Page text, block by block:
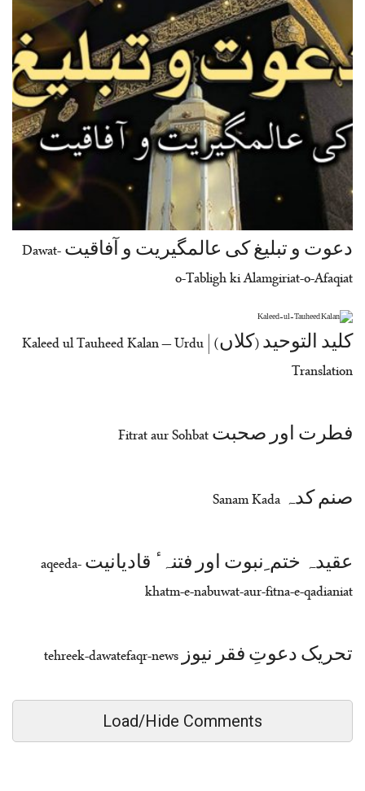
دعوت و تبلیغ کی عالمگیریت و آفاقیت Dawat-
o-Tabligh ki Alamgiriat-o-Afaqiat
کلید التوحید (کلاں) | Kaleed ul Tauheed Kalan – Urdu
Translation
فطرت اور صحبت Fitrat aur Sohbat
صنم کدہ Sanam Kada
عقیدہ ختم ِنبوت اور فتنہ ٔ قادیانیت aqeeda-
khatm-e-nabuwat-aur-fitna-e-qadianiat
تحریک دعوتِ فقر نیوز tehreek-dawatefaqr-news
Load/Hide Comments